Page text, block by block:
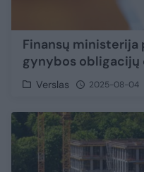
Finansų ministerija
gynybos obligacijų
Verslas 2025-08-04